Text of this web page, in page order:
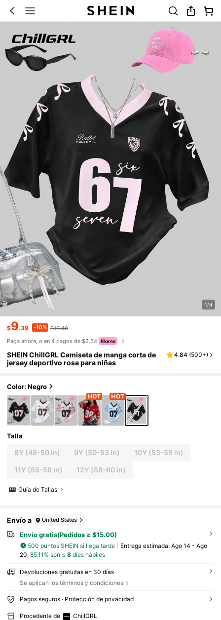
1/4
$9.39 -10% $10.49
Paga ahora, o en 4 pagos de $2.34
SHEIN ChillGRL Camiseta de manga corta de
jersey deportivo rosa para niñas
4.84 (500+)
Color: Negro
Talla
8Y (48-50 in) 9Y (50-53 in) 10Y (53-55 in)
11Y (55-58 in) 12Y (58-60 in)
Guía de Tallas
Envío a United States
Envío gratis(Pedidos ≥ $15.00)
500 puntos SHEIN si llega tarde Entrega estimada: Ago 14 - Ago
20, 85.11% son ≤ 8días hábiles
Devoluciones gratuitas en 30 días
Se aplican los términos y condiciones
Pagos seguros · Protección de privacidad
Procedente de
ChillGRL